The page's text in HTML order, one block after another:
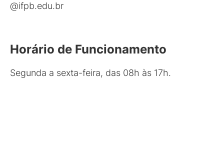
@ifpb.edu.br
Horário de Funcionamento
Segunda a sexta-feira, das 08h às 17h.